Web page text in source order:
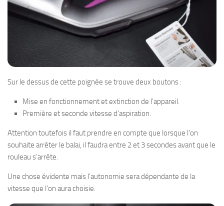
Sur le dessus de cette poignée se trouve deux boutons :
Mise en fonctionnement et extinction de l’appareil.
Première et seconde vitesse d’aspiration.
Attention toutefois il faut prendre en compte que lorsque l’on
souhaite arrêter le balai, il faudra entre 2 et 3 secondes avant que le
rouleau s’arrête.
Une chose évidente mais l’autonomie sera dépendante de la
vitesse que l’on aura choisie.